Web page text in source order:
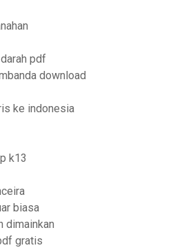
pdf
download
ke indonesia
k13
biasa
dimainkan
gratis